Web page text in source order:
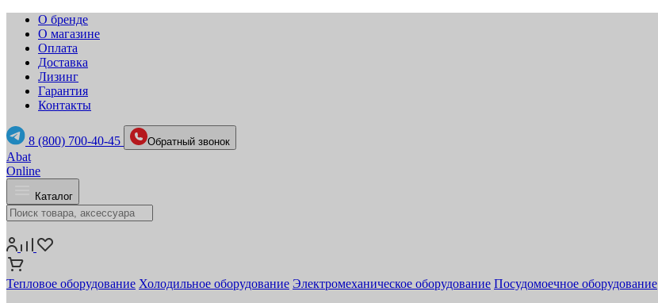
О бренде
О магазине
Оплата
Доставка
Лизинг
Гарантия
Контакты
8 (800) 700-40-45 Обратный звонок
Abat
Online
Каталог
Тепловое оборудование Холодильное оборудование Электромеханическое оборудование Посудомоечное оборудование